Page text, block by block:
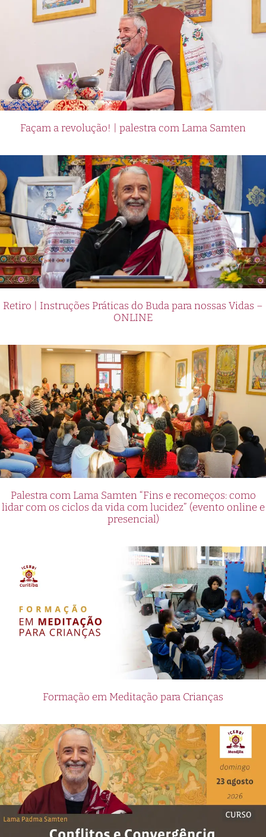
Façam a revolução! | palestra com Lama Samten
Retiro | Instruções Práticas do Buda para nossas Vidas –
ONLINE
Palestra com Lama Samten “Fins e recomeços: como
lidar com os ciclos da vida com lucidez” (evento online e
presencial)
Formação em Meditação para Crianças